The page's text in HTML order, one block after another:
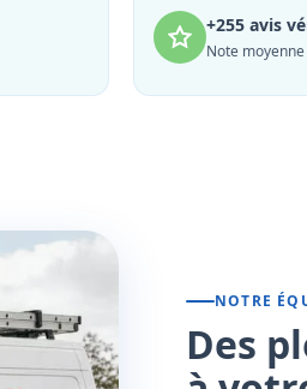
+255 avis
Note
NOTRE
Des